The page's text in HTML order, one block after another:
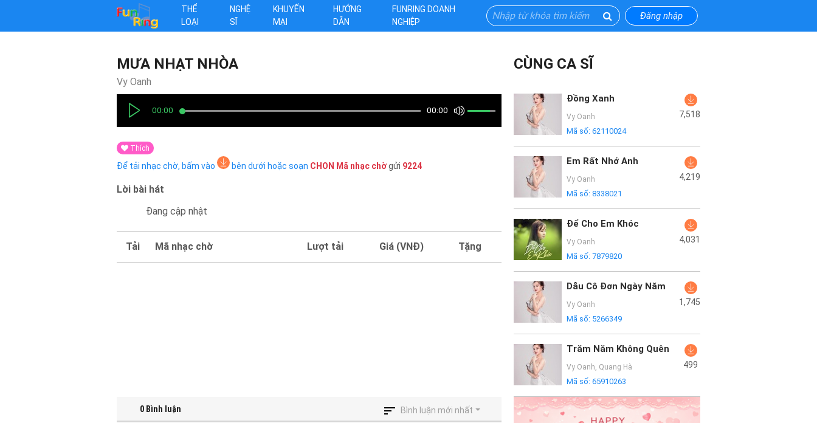
THỂ
LOẠI
NGHỆ
SĨ
KHUYẾN
MẠI
HƯỚNG
DẪN
FUNRING DOANH
NGHIỆP
Đăng nhập
MƯA NHẠT NHÒA
Vy Oanh
00:00 00:00
Thích
Để tải nhạc chờ, bấm vào bên dưới hoặc soạn CHON Mã nhạc chờgửi 9224
Lời bài hát
Đang cập nhật
Tải Mã nhạc chờ Lượt tải Giá (VNĐ) Tặng
CÙNG CA SĨ
Đồng Xanh
Vy Oanh
Mã số:62110024
7,518
Em Rất Nhớ Anh
Vy Oanh
Mã số:8338021
4,219
Để Cho Em Khóc
Vy Oanh
Mã số:7879820
4,031
Dẫu Cô Đơn Ngày Năm
Vy Oanh
Mã số: 5266349
1,745
Trăm Năm Không Quên
Vy Oanh, Quang Hà
Mã số:65910263
499
0 Bình luận Bình luận mới nhất